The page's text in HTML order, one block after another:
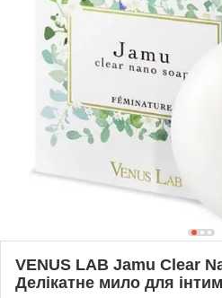
VENUS LAB Jamu Clear
Делікатне мило для